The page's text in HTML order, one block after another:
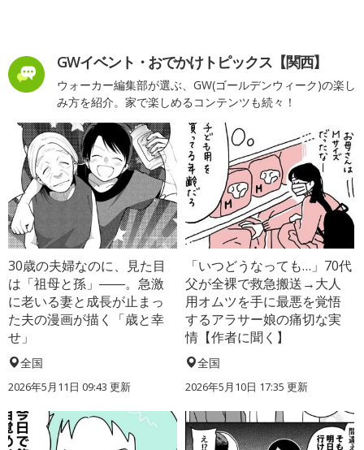
GWイベント・おでかけトピックス【関西】
ウォーカー編集部が選ぶ、GW(ゴールデンウィーク)の楽し
み方を紹介。家で楽しめるコンテンツも続々！
30歳の夫婦なのに、見た目
は「祖母と孫」――。急激
に老いる妻と成長が止まっ
た夫の漫画が描く「歳と幸
せ」
全国
2026年5月11日 09:43 更新
「いつどうなっても…」70代
父が全裸で救急搬送→大人
用オムツを手に最悪を覚悟
するアラサー娘の痛切な実
情【作者に聞く】
全国
2026年5月10日 17:35 更新